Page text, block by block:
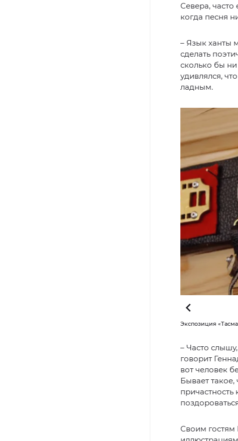
Севера,
когда песня
– Язык ханты
сделать
сколько бы
удивлялся,
ладным.
Экспозиция
– Часто
говорит
вот человек
Бывает
Своим гостям